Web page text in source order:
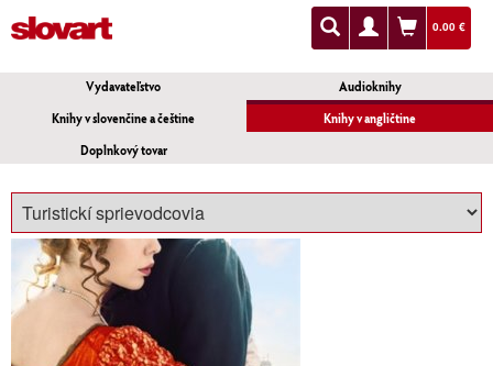
0.00 €
Vydavateľstvo
Audioknihy
Knihy v slovenčine a češtine
Knihy v angličtine
Doplnkový tovar